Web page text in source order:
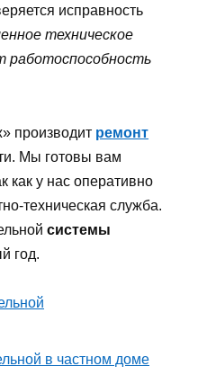
исправность
техническое
работоспособность
производит ремонт
Мы готовы вам
как у нас оперативно
техническая служба.
системы
год.
в частном доме